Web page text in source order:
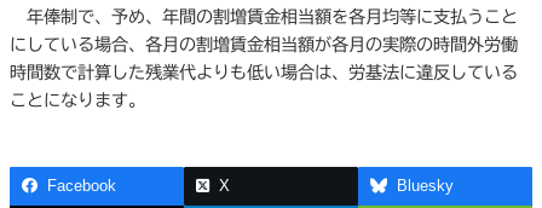
年俸制で、予め、年間の割増賃金相当額を各月均等に支払うこと
にしている場合、各月の割増賃金相当額が各月の実際の時間外労働
時間数で計算した残業代よりも低い場合は、労基法に違反している
ことになります。
Facebook X Bluesky